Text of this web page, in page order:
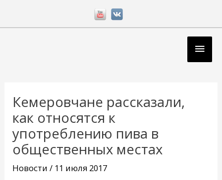
Кемеровчане рассказали,
как относятся к
употреблению пива в
общественных местах
Новости / 11 июля 2017
записям